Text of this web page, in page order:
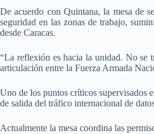
De acuerdo con Quintana, la mesa de
seguridad en las zonas de trabajo,
desde Caracas.
“La reflexión es hacia la unidad. No se
articulación entre la Fuerza Armada
Uno de los puntos críticos supervisados
de salida del tráfico internacional de
Actualmente la mesa coordina las